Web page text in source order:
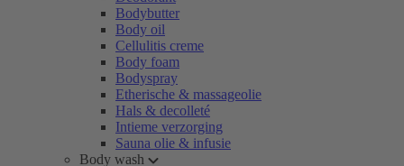
Bodybutter
Body oil
Cellulitis creme
Body foam
Bodyspray
Etherische & massageolie
Hals & decolleté
Intieme verzorging
Sauna olie & infusie
Body wash